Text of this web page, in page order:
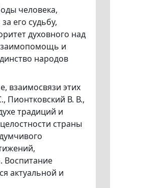
человека,
его судьбу,
духовного над
и
народов
взаимосвязи этих
Пионтковский В. В.,
традиций и
страны
Воспитание
актуальной и